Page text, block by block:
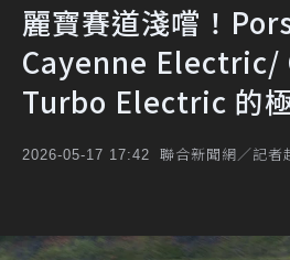
麗寶賽道淺嚐！
Cayenne Electric/
Turbo Electric 的
2026-05-17 17:42 聯合新聞網／記者